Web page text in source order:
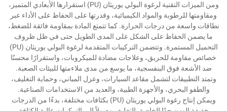
ومن الميزات التقنية لرغوة البولي يوريثان (PU) استقرارها الأبعادي المتميز،
ومقاومتها للرطوبة والمواد الكيميائية، وقدرتها على الحفاظ على الأداء عبر
نطاقات واسعة من درجات الحرارة. كما تتمتع المادة بمقاومة فائقة للضغط،
ما يضمن الحفاظ على الشكل على المدى الطويل حتى في ظل ظروف
التحميل المستمرة. وتتضمن التركيبات المتقدمة لرغوة البولي يوريثان (PU)
خصائص مقاومة للحريق، وعلاجات مضادة للميكروبات، واستقرارًا محسنًا
ضد الأشعة فوق البنفسجية، ما يوسع من مدى ملاءمتها للبيئات الصعبة.
وتمتد التطبيقات لتشمل مقاعد السيارات، وعزل المباني، وحماية التغليف،
والطفو البحري، والأجهزة الطبية، والعديد من الاستخدامات الصناعية.
ويمكن إنتاج رغوة البولي يوريثان (PU) بكثافات مختلفة، بدءًا من الدرجات